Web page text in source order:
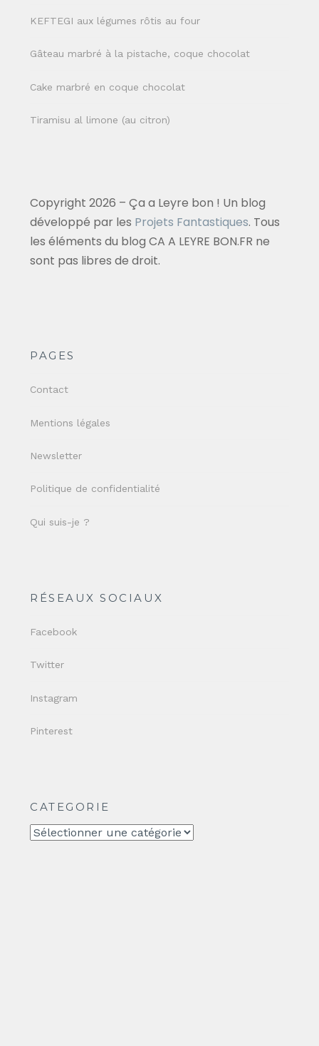
KEFTEGI aux légumes rôtis au four
Gâteau marbré à la pistache, coque chocolat
Cake marbré en coque chocolat
Tiramisu al limone (au citron)
Copyright 2026 – Ça a Leyre bon ! Un blog
développé par les Projets Fantastiques. Tous
les éléments du blog CA A LEYRE BON.FR ne
sont pas libres de droit.
PAGES
Contact
Mentions légales
Newsletter
Politique de confidentialité
Qui suis-je ?
RÉSEAUX SOCIAUX
Facebook
Twitter
Instagram
Pinterest
CATEGORIE
CATEGORIE